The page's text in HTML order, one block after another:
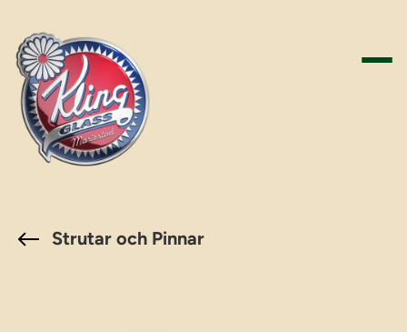
innehåll
Strutar och Pinnar